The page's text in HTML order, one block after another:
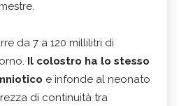
da 7 a 120 millilitri di
Il colostro ha lo stesso
e infonde al neonato
di continuità tra